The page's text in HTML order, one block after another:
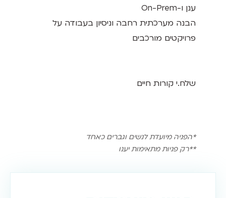
ענן ו-On-Prem
הבנה מערכתית רחבה וניסיון בעבודה על
פרויקטים מורכבים
שלח.י קורות חיים
*הפניה מיועדת לנשים וגברים כאחד
**רק פניות מתאימות יענו